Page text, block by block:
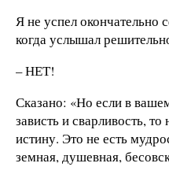
Я не успел окончательно
когда услышал
– НЕТ!
Сказано: «Но если в
зависть и сварливость, то
истину. Это не есть
земная, душевная,